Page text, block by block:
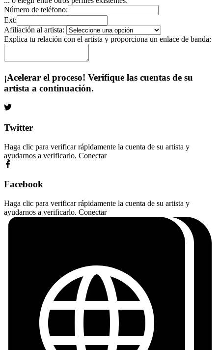
Número de teléfono:
Ext:
Afiliación al artista:
Explica tu relación con el artista y proporciona un enlace de banda:
¡Acelerar el proceso! Verifique las cuentas de su
artista a continuación.
Twitter
Haga clic para verificar rápidamente la cuenta de su artista y
ayudarnos a verificarlo. Conectar
Facebook
Haga clic para verificar rápidamente la cuenta de su artista y
ayudarnos a verificarlo. Conectar